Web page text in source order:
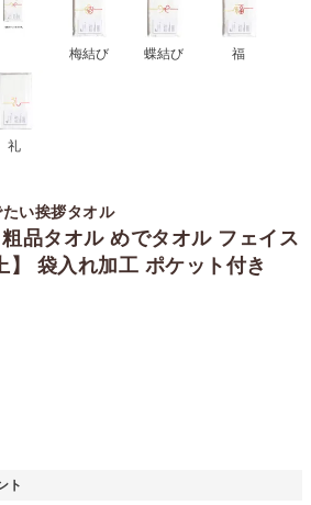
梅結び 蝶結び 福
礼
い挨拶タオル
品タオル めでタオル フェイス
】 袋入れ加工 ポケット付き
ト